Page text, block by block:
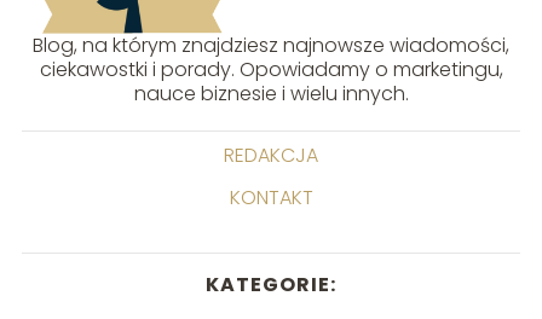
Blog, na którym znajdziesz najnowsze wiadomości,
ciekawostki i porady. Opowiadamy o marketingu,
nauce biznesie i wielu innych.
REDAKCJA
KONTAKT
KATEGORIE: